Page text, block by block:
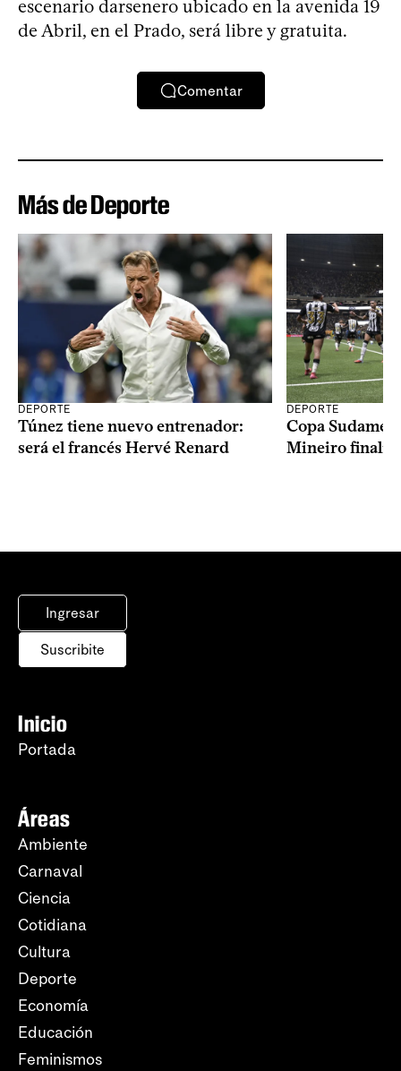
escenario darsenero ubicado en la avenida 19
de Abril, en el Prado, será libre y gratuita.
Comentar
Más de Deporte
DEPORTE
Túnez tiene nuevo entrenador:
será el francés Hervé Renard
DEPORTE
Copa
Mineiro
Ingresar
Suscribite
Inicio
Portada
Áreas
Ambiente
Carnaval
Ciencia
Cotidiana
Cultura
Deporte
Economía
Educación
Feminismos